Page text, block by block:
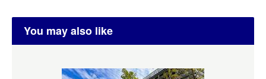
You may also like